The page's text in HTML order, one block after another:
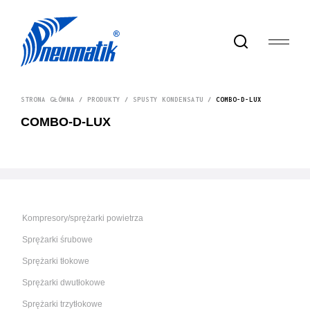
STRONA GŁÓWNA / PRODUKTY / SPUSTY KONDENSATU / COMBO-D-LUX
COMBO-D-LUX
Kompresory/sprężarki powietrza
Sprężarki śrubowe
Sprężarki tłokowe
Sprężarki dwutłokowe
Sprężarki trzytłokowe